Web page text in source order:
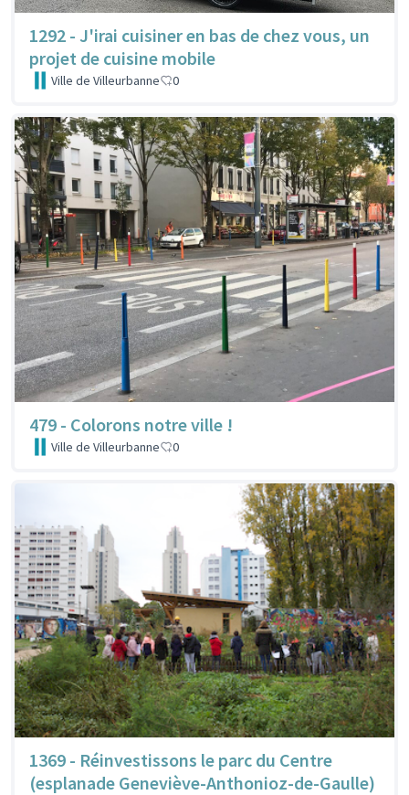
1292 - J'irai cuisiner en bas de chez vous, un
projet de cuisine mobile
Ville de Villeurbanne 0
479 - Colorons notre ville !
Ville de Villeurbanne 0
1369 - Réinvestissons le parc du Centre
(esplanade Geneviève-Anthonioz-de-Gaulle)